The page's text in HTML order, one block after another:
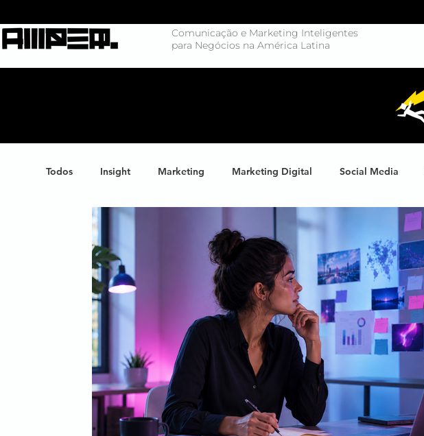
Comunicação e Marketing Inteligentes
para Negócios na América Latina
Todos Insight Marketing Marketing Digital Social Media
Negócios Big Data Highlights
Marketing de Conteúdo Inteligência Artificial Endomarketing
Mídia Inbound Marketing B2B Eventos Estratégia